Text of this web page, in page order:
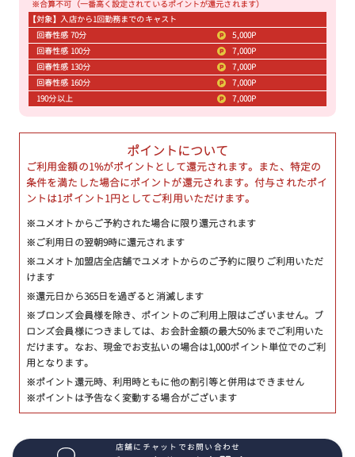
※合算不可（一番高く設定されているポイントが還元されます）
【対象】入店から1回勤務までのキャスト
回春性感 70分
5,000P
回春性感 100分
7,000P
回春性感 130分
7,000P
回春性感 160分
7,000P
190分以上
7,000P
ポイントについて
ご利用金額の1%がポイントとして還元されます。また、特定の
条件を満たした場合にポイントが還元されます。付与されたポイ
ントは1ポイント1円としてご利用いただけます。
※ユメオトからご予約された場合に限り還元されます
※ご利用日の翌朝9時に還元されます
※ユメオト加盟店全店舗でユメオトからのご予約に限りご利用いただ
けます
※還元日から365日を過ぎると消滅します
※ブロンズ会員様を除き、ポイントのご利用上限はございません。ブ
ロンズ会員様につきましては、お会計金額の最大50％までご利用いた
だけます。なお、現金でお支払いの場合は1,000ポイント単位でのご利
用となります。
※ポイント還元時、利用時ともに他の割引等と併用はできません
※ポイントは予告なく変動する場合がございます
店舗にチャットでお問い合わせ